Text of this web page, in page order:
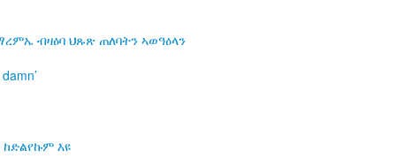
ብዛዕባ ህጹጽ ጠለባትን ኣወዓዕላን
እዩ